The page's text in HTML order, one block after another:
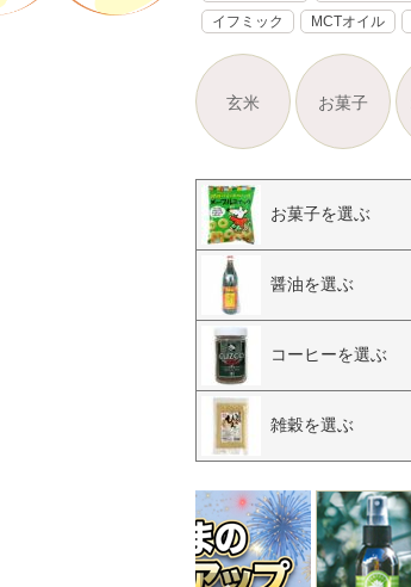
イフミック
MCTオイル
玄米 お菓子
お菓子を選ぶ
醤油を選ぶ
コーヒーを選ぶ
雑穀を選ぶ